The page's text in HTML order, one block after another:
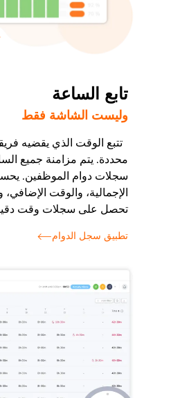
تابع الساعة
وليست الشاشة فقط
تتبع الوقت الذي يقضيه
محددة. يتم مزامنة جميع
سجلات دوام الموظفين.
الإجمالية، والوقت
تحصل على سجلات وقت
تطبيق سجل الدوام